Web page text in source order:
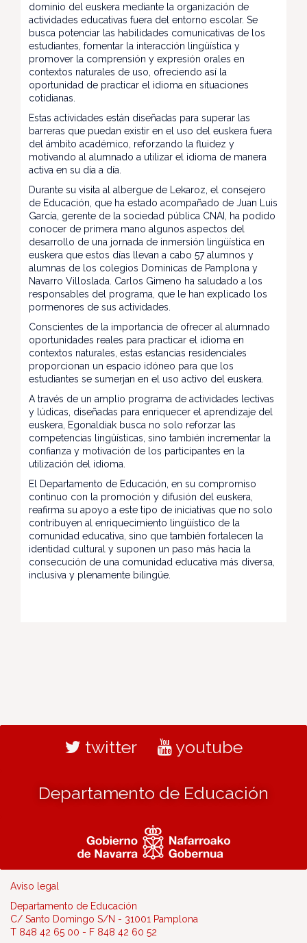
dominio del euskera mediante la organización de
actividades educativas fuera del entorno escolar. Se
busca potenciar las habilidades comunicativas de los
estudiantes, fomentar la interacción lingüística y
promover la comprensión y expresión orales en
contextos naturales de uso, ofreciendo así la
oportunidad de practicar el idioma en situaciones
cotidianas.
Estas actividades están diseñadas para superar las
barreras que puedan existir en el uso del euskera fuera
del ámbito académico, reforzando la fluidez y
motivando al alumnado a utilizar el idioma de manera
activa en su día a día.
Durante su visita al albergue de Lekaroz, el consejero
de Educación, que ha estado acompañado de Juan Luis
García, gerente de la sociedad pública CNAI, ha podido
conocer de primera mano algunos aspectos del
desarrollo de una jornada de inmersión lingüística en
euskera que estos días llevan a cabo 57 alumnos y
alumnas de los colegios Dominicas de Pamplona y
Navarro Villoslada. Carlos Gimeno ha saludado a los
responsables del programa, que le han explicado los
pormenores de sus actividades.
Conscientes de la importancia de ofrecer al alumnado
oportunidades reales para practicar el idioma en
contextos naturales, estas estancias residenciales
proporcionan un espacio idóneo para que los
estudiantes se sumerjan en el uso activo del euskera.
A través de un amplio programa de actividades lectivas
y lúdicas, diseñadas para enriquecer el aprendizaje del
euskera, Egonaldiak busca no solo reforzar las
competencias lingüísticas, sino también incrementar la
confianza y motivación de los participantes en la
utilización del idioma.
El Departamento de Educación, en su compromiso
continuo con la promoción y difusión del euskera,
reafirma su apoyo a este tipo de iniciativas que no solo
contribuyen al enriquecimiento lingüístico de la
comunidad educativa, sino que también fortalecen la
identidad cultural y suponen un paso más hacia la
consecución de una comunidad educativa más diversa,
inclusiva y plenamente bilingüe.
twitter youtube
Departamento de Educación
Aviso legal
Departamento de Educación
C/ Santo Domingo S/N - 31001 Pamplona
T 848 42 65 00 - F 848 42 60 52